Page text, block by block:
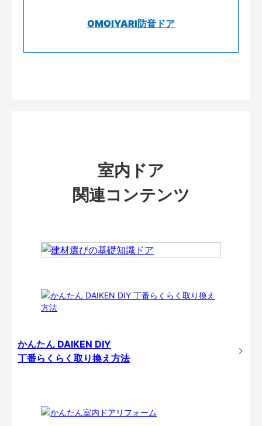
OMOIYARI防音ドア
室内ドア
関連コンテンツ
かんたん DAIKEN DIY
丁番らくらく取り換え方法